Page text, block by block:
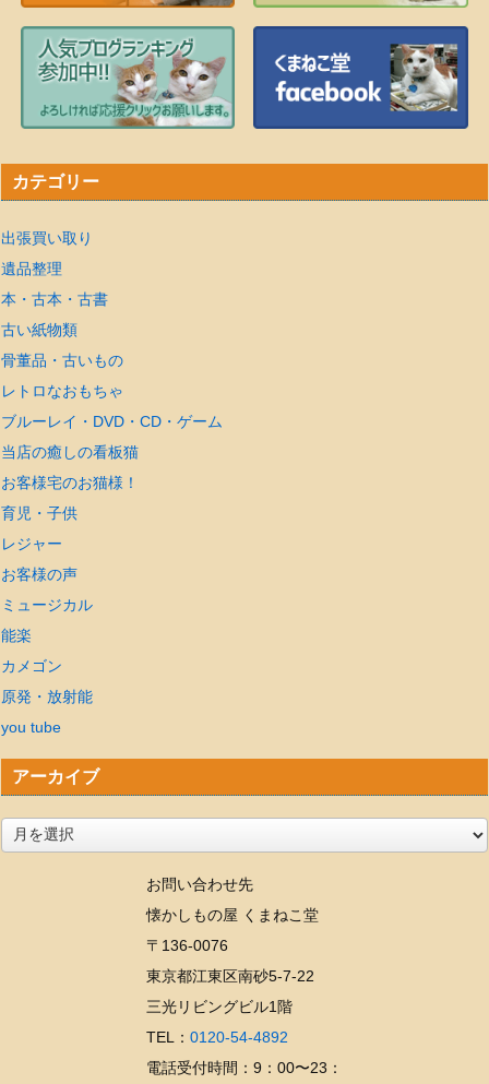
カテゴリー
出張買い取り
遺品整理
本・古本・古書
古い紙物類
骨董品・古いもの
レトロなおもちゃ
ブルーレイ・DVD・CD・ゲーム
当店の癒しの看板猫
お客様宅のお猫様！
育児・子供
レジャー
お客様の声
ミュージカル
能楽
カメゴン
原発・放射能
you tube
アーカイブ
お問い合わせ先
懐かしもの屋 くまねこ堂
〒136-0076
東京都江東区南砂5-7-22
三光リビングビル1階
TEL： 0120-54-4892
電話受付時間：9：00〜23：